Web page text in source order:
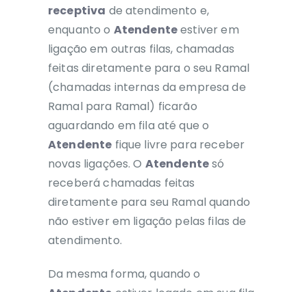
receptiva de atendimento e,
enquanto o Atendenteestiver em
ligação em outras filas, chamadas
feitas diretamente para o seu Ramal
(chamadas internas da empresa de
Ramal para Ramal) ficarão
aguardando em fila até que o
Atendente fique livre para receber
novas ligações. O Atendentesó
receberá chamadas feitas
diretamente para seu Ramal quando
não estiver em ligação pelas filas de
atendimento.
Da mesma forma, quando o